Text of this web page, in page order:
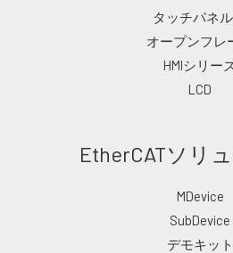
タッチパネル
オープンフレ
HMIシリー
LCD
EtherCATソリ
MDevice
SubDevice
デモキット